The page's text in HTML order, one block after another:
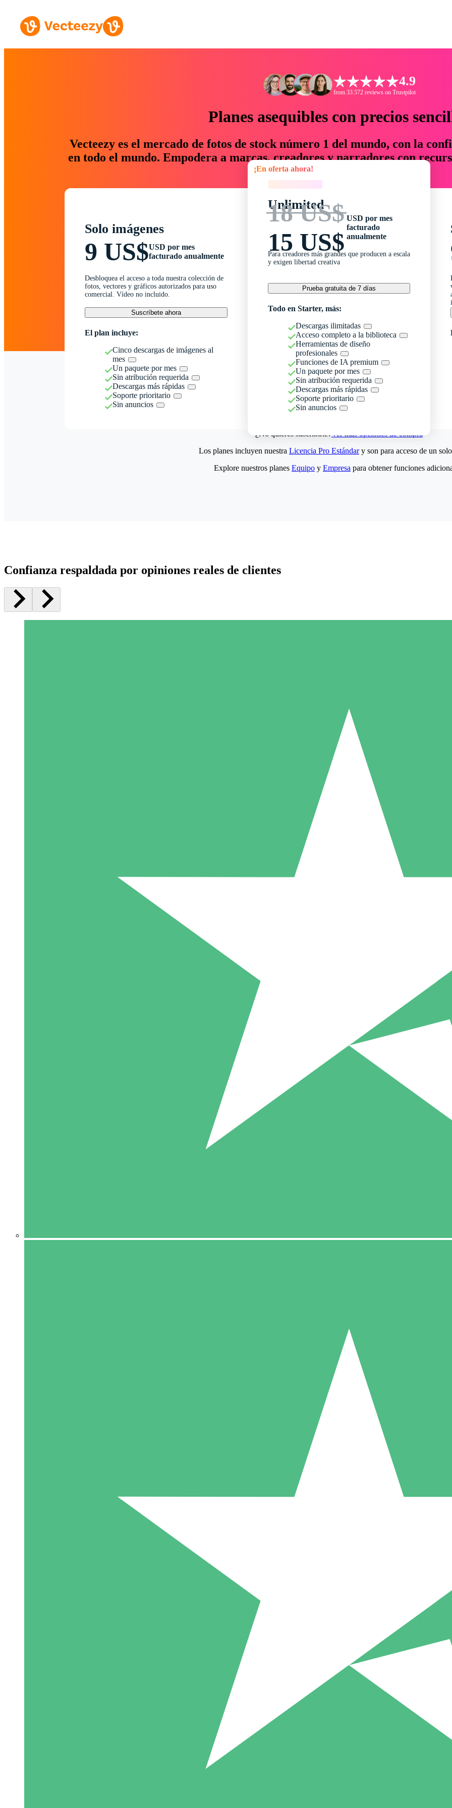
4.9
from 33.572 reviews on Trustpilot
Planes asequibles con precios
Vecteezy es el mercado de fotos de stock número 1 del mundo, con la
en todo el mundo. Empodera a marcas, creadores y narradores con
un 76 % en tiempo y presupuesto.
Solo imágenes
9 US$USD por mes
facturado anualmente
Desbloquea el acceso a toda nuestra colección de
fotos, vectores y gráficos autorizados para uso
comercial. Vídeo no incluido.
Suscríbete ahora
El plan incluye:
Cinco descargas de imágenes al
mes
Un paquete por mes
Sin atribución requerida
Descargas más rápidas
Soporte prioritario
Sin anuncios
¡En oferta ahora!
Unlimited
18 US$
15 US$
USD por mes
facturado
anualmente
Para creadores más grandes que producen a escala
y exigen libertad creativa
Prueba gratuita de 7 días
Todo en Starter, más:
Descargas ilimitadas
Acceso completo a la biblioteca
Herramientas de diseño
profesionales
Funciones de IA premium
Un paquete por mes
Sin atribución requerida
Descargas más rápidas
Soporte prioritario
Sin anuncios
¿No quieres suscribirte?Ver más opciones de compra
5 Descargas
15
Los planes incluyen nuestra Licencia Pro Estándary son para acceso de un
Explore nuestros planes Equipo y Empresa para obtener funciones
Confianza respaldada por opiniones reales de clientes